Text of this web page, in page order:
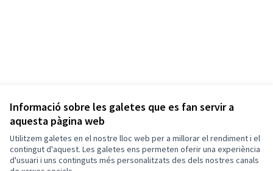
Informació sobre les galetes que es fan servir a
aquesta pàgina web
Utilitzem galetes en el nostre lloc web per a millorar el rendiment i el
contingut d'aquest. Les galetes ens permeten oferir una experiència
d'usuari i uns continguts més personalitzats des dels nostres canals